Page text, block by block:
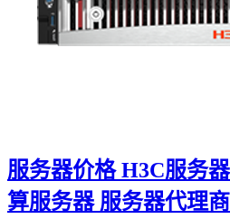
服务器价格 H3C服务
算服务器 服务器代理